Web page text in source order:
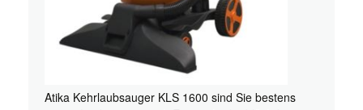
Atika Kehrlaubsauger KLS 1600 sind Sie bestens